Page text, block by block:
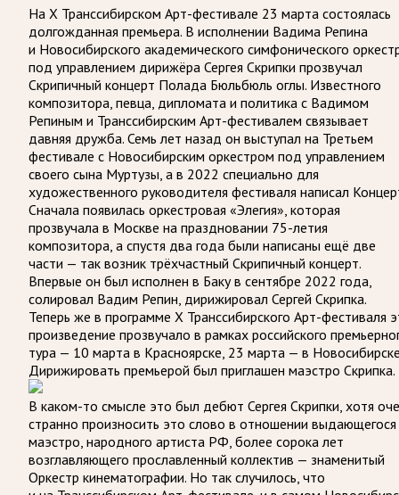
На Х Транссибирском Арт-фестивале 23 марта состоялась
долгожданная премьера. В исполнении Вадима Репина
и Новосибирского академического симфонического
под управлением дирижёра Сергея Скрипки прозвучал
Скрипичный концерт Полада Бюльбюль оглы. Известного
композитора, певца, дипломата и политика с Вадимом
Репиным и Транссибирским Арт-фестивалем связывает
давняя дружба. Семь лет назад он выступал на Третьем
фестивале с Новосибирским оркестром под управлением
своего сына Муртузы, а в 2022 специально для
художественного руководителя фестиваля написал
Сначала появилась оркестровая «Элегия», которая
прозвучала в Москве на праздновании 75-летия
композитора, а спустя два года были написаны ещё две
части — так возник трёхчастный Скрипичный концерт.
Впервые он был исполнен в Баку в сентябре 2022 года,
солировал Вадим Репин, дирижировал Сергей Скрипка.
Теперь же в программе Х Транссибирского Арт-фестиваля
произведение прозвучало в рамках российского
тура — 10 марта в Красноярске, 23 марта — в
Дирижировать премьерой был приглашен маэстро Скрипка.
В каком-то смысле это был дебют Сергея Скрипки, хотя
странно произносить это слово в отношении выдающегося
маэстро, народного артиста РФ, более сорока лет
возглавляющего прославленный коллектив — знаменитый
Оркестр кинематографии. Но так случилось, что